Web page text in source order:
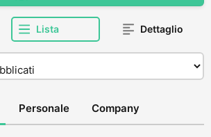
Lista Dettaglio
Personale Company